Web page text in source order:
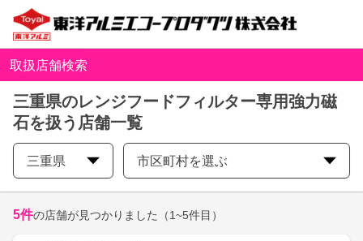
取扱店舗検索
三重県のレンジフードフィルター専用強力磁
石を扱う店舗一覧
三重県 市区町村を選ぶ
5件の店舗が見つかりました （1~5件目）